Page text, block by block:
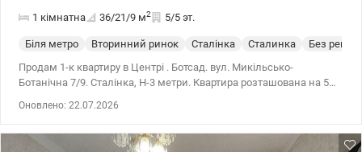
1 кімнатна 36/21/9 м2 5/5 эт.
Біля метро Вторинний ринок Сталінка Сталинка
Без
Продам 1-к квартиру в Центрі . Ботсад. вул. Микільсько-
Ботанічна 7/9. Сталінка, Н-3 метри. Квартира розташована на 5
Всього 5 хвилин до метро Університет та площі Льва Толстого.
Оновлено: 22.07.2026